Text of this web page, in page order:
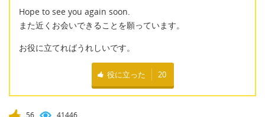
Hope to see you again soon.
また近くお会いできることを願っています。
お役に立てればうれしいです。
役に立った 20